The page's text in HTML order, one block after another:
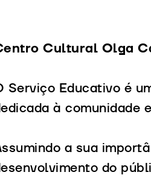
Cultural Olga
Serviço Educativo é
à comunidade
a sua
do